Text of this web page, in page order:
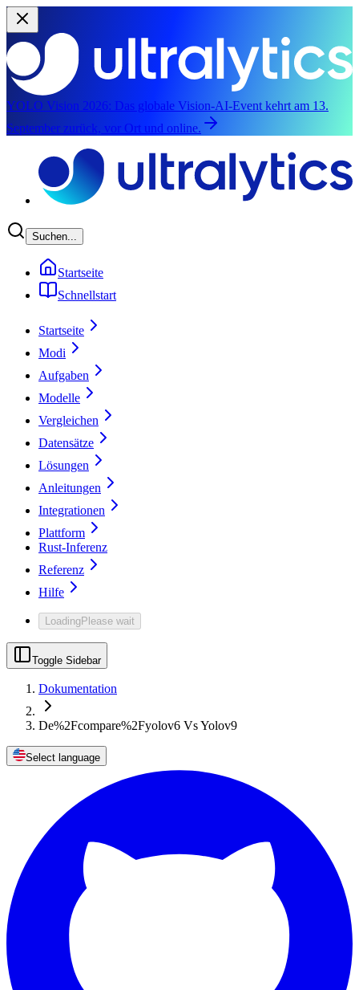
YOLO Vision 2026: Das globale Vision-AI-Event kehrt am 13.
September zurück, vor Ort und online.
Suchen...
Startseite
Schnellstart
Startseite
Modi
Aufgaben
Modelle
Vergleichen
Datensätze
Lösungen
Anleitungen
Integrationen
Plattform
Rust-Inferenz
Referenz
Hilfe
LoadingPlease wait
Toggle Sidebar
Dokumentation
De%2Fcompare%2Fyolov6 Vs Yolov9
Select language